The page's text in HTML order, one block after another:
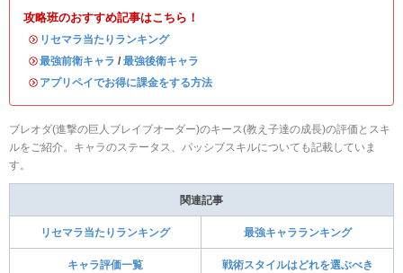
攻略班のおすすめ記事はこちら！
・ リセマラ当たりランキング
・最強前衛キャラ / 最強後衛キャラ
・ アプリペイでお得に課金をする方法
ブレオダ(進撃の巨人ブレイブオーダー)のキース(教え子達の成長)の評価とスキ
ルをご紹介。キャラのステータス、パッシブスキルについても記載していま
す。
関連記事
リセマラ当たりランキング 最強キャラランキング
キャラ評価一覧 戦術スタイルはどれを選ぶべき